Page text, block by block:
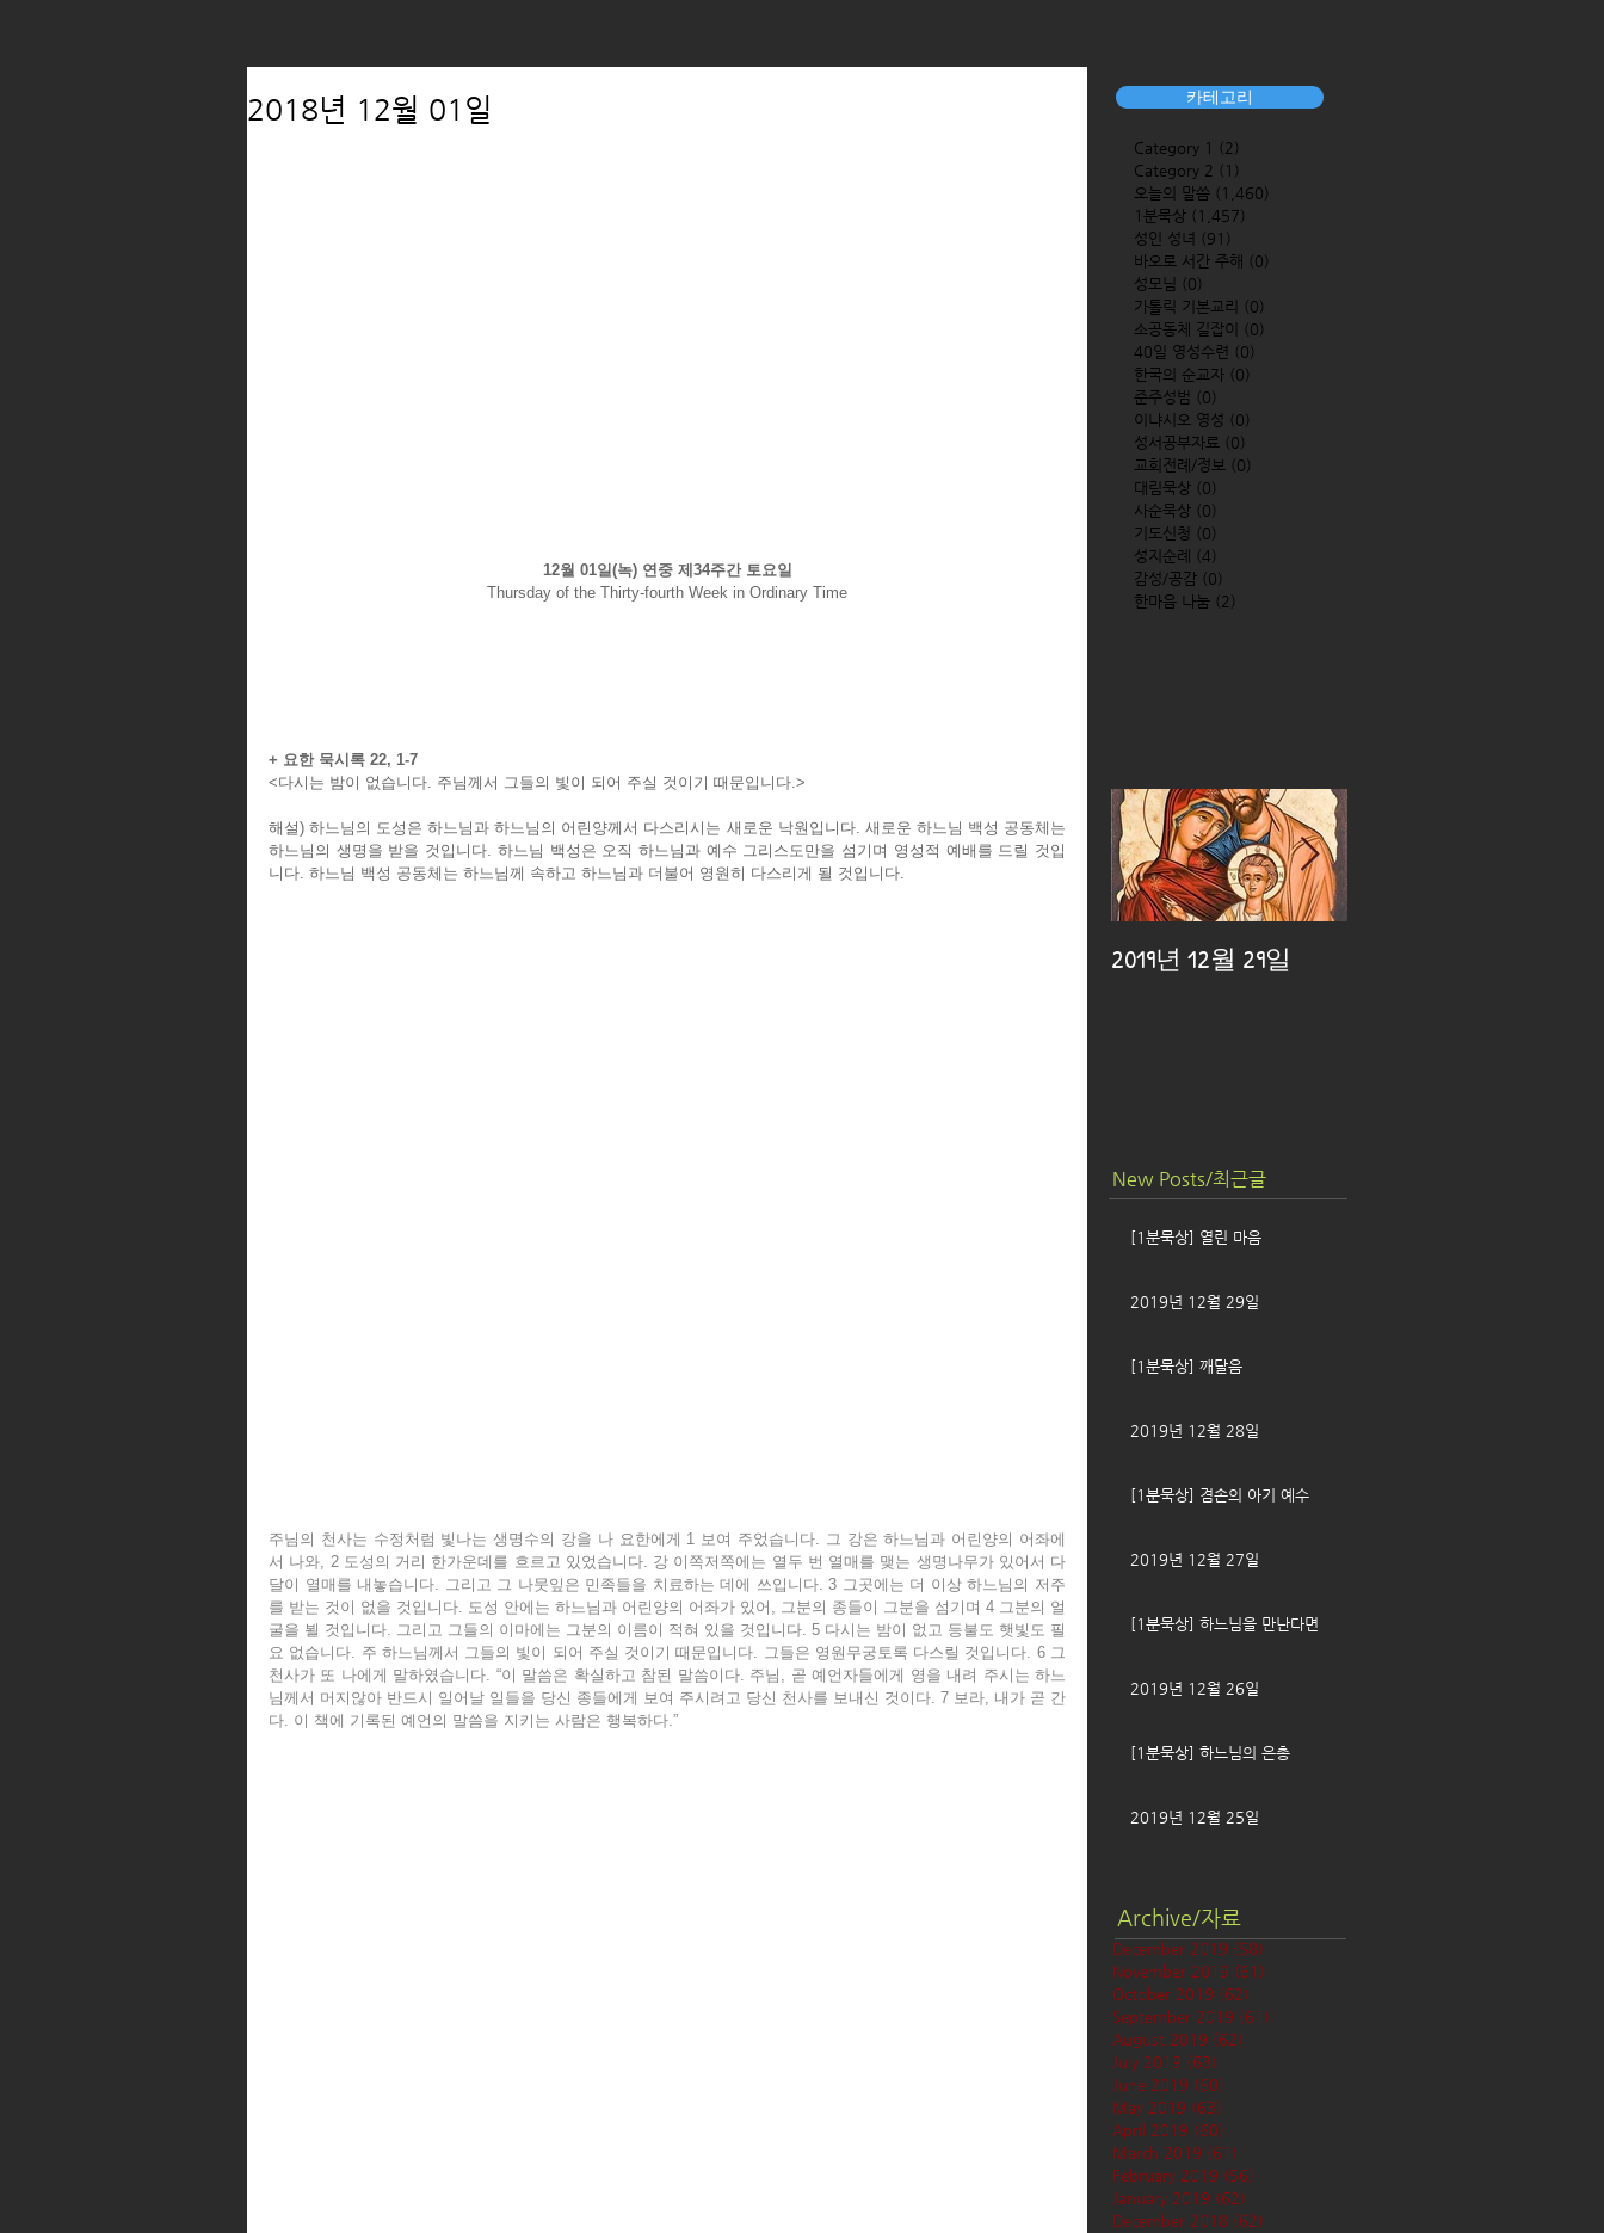
카테고리
Category 1 (2)
Category 2 (1)
오늘의 말씀 (1,460)
1분묵상 (1,457)
성인 성녀 (91)
바오로 서간 주해 (0)
성모님 (0)
가톨릭 기본교리 (0)
소공동체 길잡이
(0)
40일 영성수련 (0)
한국의 순교자 (0)
준주성범 (0)
이냐시오 영성 (0)
성서공부자료 (0)
교회전례/정보 (0)
대림묵상 (0)
사순묵상 (0)
기도신청 (0)
성지순례
(4)
감성/공감 (0)
한마음 나눔 (2)
2019년 12월 29일
New Posts/최근글
[1분묵상] 열린 마음
2019년 12월 29일
[1분묵상] 깨달음
2019년 12월 28일
[1분묵상] 겸손의 아기 예수
2019년 12월 27일
[1분묵상] 하느님을 만난다면
2019년 12월 26일
[1분묵상] 하느님의 은총
2019년 12월 25일
Archive/자료
December 2019 (58)
November 2019 (61)
October 2019 (62)
September 2019 (61)
August 2019 (62)
July 2019 (63)
June 2019 (60)
May 2019 (63)
April 2019 (60)
March 2019 (61)
February 2019 (56)
January 2019 (62)
December 2018 (62)
2018년 12월 01일
12월 01일(녹) 연중 제34주간 토요일
Thursday of the Thirty-fourth Week in Ordinary Time
+ 요한 묵시록 22, 1-7
<다시는 밤이 없습니다. 주님께서 그들의 빛이 되어 주실 것이기 때문입니다.>
해설) 하느님의 도성은 하느님과 하느님의 어린양께서 다스리시는 새로운 낙원입니다. 새로운 하느님 백성 공동체는
하느님의 생명을 받을 것입니다. 하느님 백성은 오직 하느님과 예수 그리스도만을 섬기며 영성적 예배를 드릴 것입
니다. 하느님 백성 공동체는 하느님께 속하고 하느님과 더불어 영원히 다스리게 될 것입니다.
주님의 천사는 수정처럼 빛나는 생명수의 강을 나 요한에게 1 보여 주었습니다. 그 강은 하느님과 어린양의 어좌에
서 나와, 2 도성의 거리 한가운데를 흐르고 있었습니다. 강 이쪽저쪽에는 열두 번 열매를 맺는 생명나무가 있어서 다
달이 열매를 내놓습니다. 그리고 그 나뭇잎은 민족들을 치료하는 데에 쓰입니다. 3 그곳에는 더 이상 하느님의 저주
를 받는 것이 없을 것입니다. 도성 안에는 하느님과 어린양의 어좌가 있어, 그분의 종들이 그분을 섬기며 4 그분의 얼
굴을 뵐 것입니다. 그리고 그들의 이마에는 그분의 이름이 적혀 있을 것입니다. 5 다시는 밤이 없고 등불도 햇빛도 필
요 없습니다. 주 하느님께서 그들의 빛이 되어 주실 것이기 때문입니다. 그들은 영원무궁토록 다스릴 것입니다. 6 그
천사가 또 나에게 말하였습니다. “이 말씀은 확실하고 참된 말씀이다. 주님, 곧 예언자들에게 영을 내려 주시는 하느
님께서 머지않아 반드시 일어날 일들을 당신 종들에게 보여 주시려고 당신 천사를 보내신 것이다. 7 보라, 내가 곧 간
다. 이 책에 기록된 예언의 말씀을 지키는 사람은 행복하다.”